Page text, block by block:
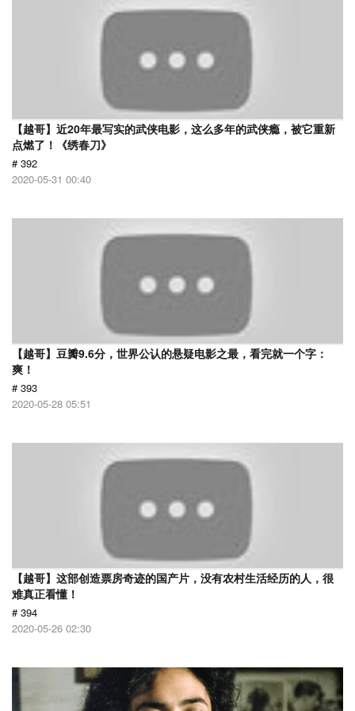
【越哥】近20年最写实的武侠电影，这么多年的武侠瘾，被它重新
点燃了！《绣春刀》
# 392
2020-05-31 00:40
【越哥】豆瓣9.6分，世界公认的悬疑电影之最，看完就一个字：
爽！
# 393
2020-05-28 05:51
【越哥】这部创造票房奇迹的国产片，没有农村生活经历的人，很
难真正看懂！
# 394
2020-05-26 02:30